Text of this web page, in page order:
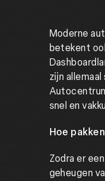
Moderne
betekent
zijn
snel en
Hoe
Zodra er
geheugen